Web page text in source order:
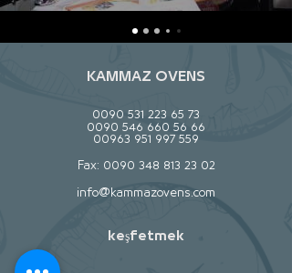
KAMMAZ OVENS
0090 531 223 65 73
0090 546 660 56 66
00963 951 997 559
Fax: 0090 348 813 23 02
info@kammazovens.com
keşfetmek